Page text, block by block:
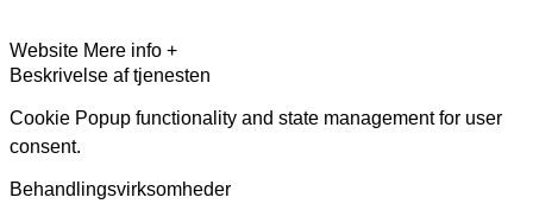
Website Mere info +
Beskrivelse af tjenesten
Cookie Popup functionality and state management for user
consent.
Behandlingsvirksomheder